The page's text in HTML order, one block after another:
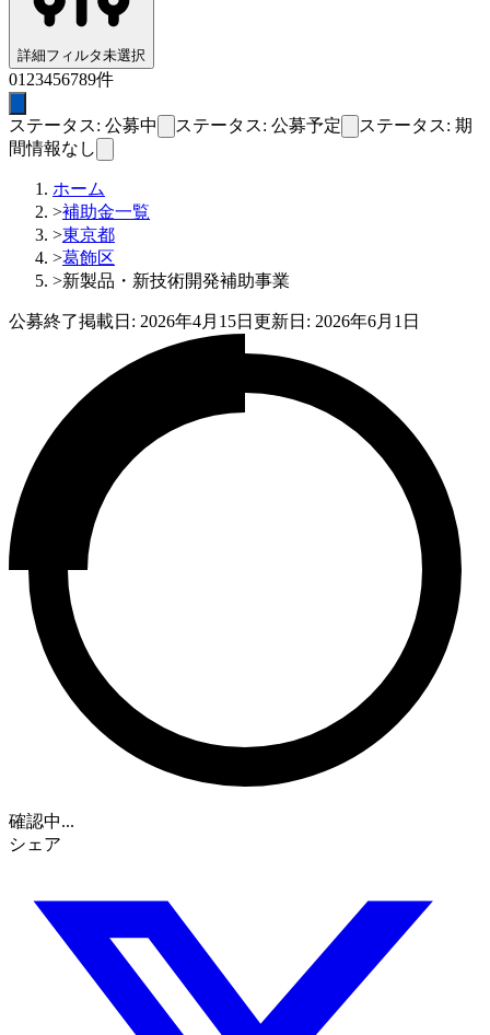
詳細フィルタ未選択
01 23456789件
ステータス: 公募中 ステータス: 公募予定
ステータス: 期
間情報なし
ホーム
>補助金一覧
>東京都
>葛飾区
>新製品・新技術開発補助事業
公募終了掲載日: 2026年4月15日 更新日: 2026年6月1日
確認中...
シェア